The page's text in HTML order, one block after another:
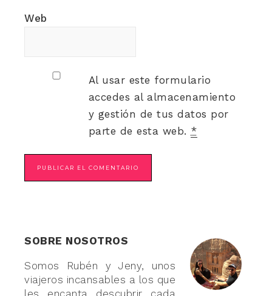
Web
Al usar este formulario
accedes al almacenamiento
y gestión de tus datos por
parte de esta web. *
SOBRE NOSOTROS
Somos Rubén y Jeny, unos
viajeros incansables a los que
les encanta descubrir cada